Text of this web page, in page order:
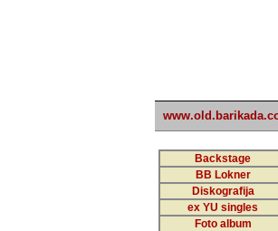
Backstage
BB Lokner
Diskografija
ex YU singles
Foto album